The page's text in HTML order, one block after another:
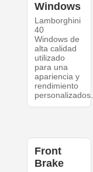
Windows
Lamborghini
40
Windows de
alta calidad
utilizado
para una
apariencia y
rendimiento
personalizados.
Front
Brake